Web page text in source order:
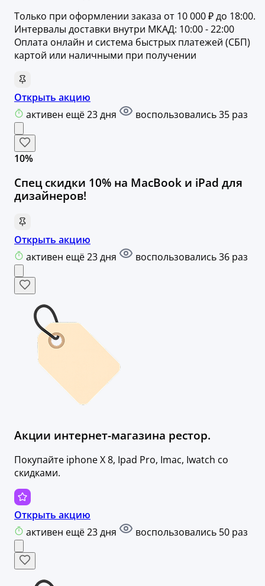
Только при оформлении заказа от 10 000 ₽ до 18:00.
Интервалы доставки внутри МКАД: 10:00 - 22:00
Оплата онлайн и система быстрых платежей (СБП)
картой или наличными при получении
Открыть акцию
активен ещё 23 дня
воспользовались 35 раз
10%
Спец скидки 10% на MacBook и iPad для
дизайнеров!
Открыть акцию
активен ещё 23 дня
воспользовались 36 раз
Акции интернет-магазина рестор.
Покупайте iphone X 8, Ipad Pro, Imac, Iwatch со
скидками.
Открыть акцию
активен ещё 23 дня
воспользовались 50 раз